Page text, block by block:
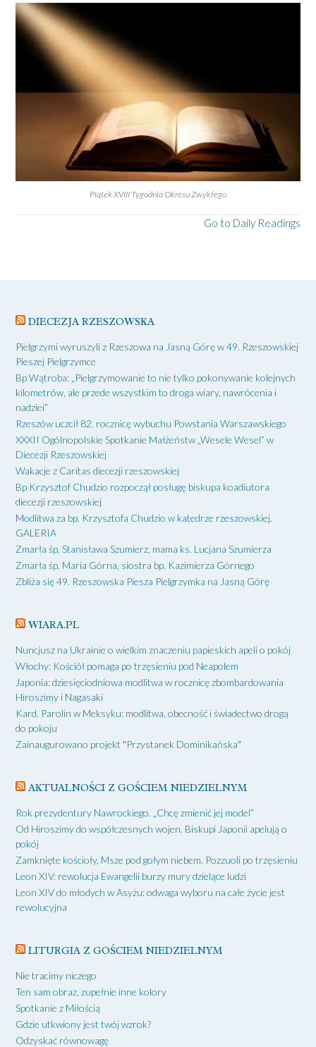
Piątek XVIII Tygodnia Okresu Zwykłego
Go to Daily Readings
DIECEZJA RZESZOWSKA
Pielgrzymi wyruszyli z Rzeszowa na Jasną Górę w 49. Rzeszowskiej
Pieszej Pielgrzymce
Bp Wątroba: „Pielgrzymowanie to nie tylko pokonywanie kolejnych
kilometrów, ale przede wszystkim to droga wiary, nawrócenia i
nadziei”
Rzeszów uczcił 82. rocznicę wybuchu Powstania Warszawskiego
XXXII Ogólnopolskie Spotkanie Małżeństw „Wesele Wesel” w
Diecezji Rzeszowskiej
Wakacje z Caritas diecezji rzeszowskiej
Bp Krzysztof Chudzio rozpoczął posługę biskupa koadiutora
diecezji rzeszowskiej
Modlitwa za bp. Krzysztofa Chudzio w katedrze rzeszowskiej.
GALERIA
Zmarła śp. Stanisława Szumierz, mama ks. Lucjana Szumierza
Zmarła śp. Maria Górna, siostra bp. Kazimierza Górnego
Zbliża się 49. Rzeszowska Piesza Pielgrzymka na Jasną Górę
WIARA.PL
Nuncjusz na Ukrainie o wielkim znaczeniu papieskich apeli o pokój
Włochy: Kościół pomaga po trzęsieniu pod Neapolem
Japonia: dziesięciodniowa modlitwa w rocznicę zbombardowania
Hiroszimy i Nagasaki
Kard. Parolin w Meksyku: modlitwa, obecność i świadectwo drogą
do pokoju
Zainaugurowano projekt "Przystanek Dominikańska"
AKTUALNOŚCI Z GOŚCIEM NIEDZIELNYM
Rok prezydentury Nawrockiego. „Chcę zmienić jej model”
Od Hiroszimy do współczesnych wojen. Biskupi Japonii apelują o
pokój
Zamknięte kościoły, Msze pod gołym niebem. Pozzuoli po trzęsieniu
Leon XIV: rewolucja Ewangelii burzy mury dzielące ludzi
Leon XIV do młodych w Asyżu: odwaga wyboru na całe życie jest
rewolucyjna
LITURGIA Z GOŚCIEM NIEDZIELNYM
Nie tracimy niczego
Ten sam obraz, zupełnie inne kolory
Spotkanie z Miłością
Gdzie utkwiony jest twój wzrok?
Odzyskać równowagę